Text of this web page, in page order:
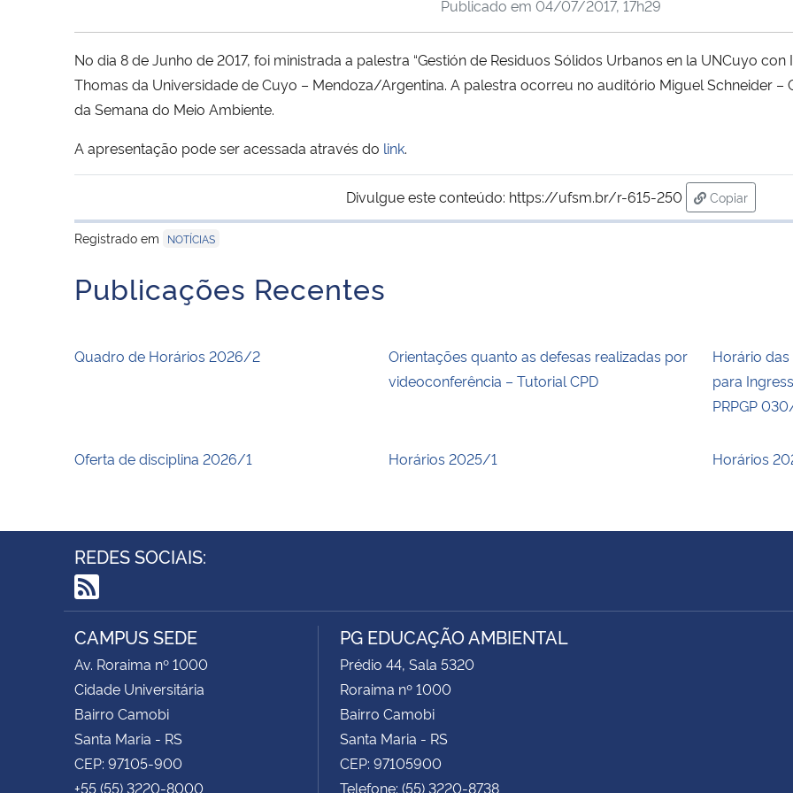
Publicado em 04/07/2017, 17h29
No dia 8 de Junho de 2017, foi ministrada a palestra “Gestión de Residuos Sólidos Urbanos en la UNCuyo con
Thomas da Universidade de Cuyo – Mendoza/Argentina. A palestra ocorreu no auditório Miguel Schneider –
da Semana do Meio Ambiente.
A apresentação pode ser acessada através do link.
Divulgue este conteúdo: https://ufsm.br/r-615-250
Copiar
para área
Registrado em
NOTÍCIAS
Publicações Recentes
Quadro de Horários 2026/2
Orientações quanto as defesas realizadas por
videoconferência – Tutorial CPD
Horário
para
PRPGP
Oferta de disciplina 2026/1 Horários 2025/1 Horários
REDES SOCIAIS:
RSS
CAMPUS SEDE
Av. Roraima nº 1000
Cidade Universitária
Bairro Camobi
Santa Maria - RS
CEP: 97105-900
+55 (55) 3220-8000
PG EDUCAÇÃO AMBIENTAL
Prédio 44, Sala 5320
Roraima nº 1000
Bairro Camobi
Santa Maria - RS
CEP: 97105900
Telefone: (55) 3220-8738